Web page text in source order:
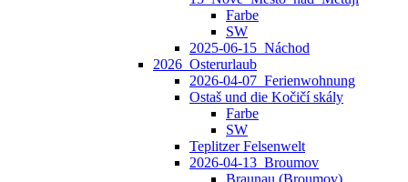
Farbe
SW
2025-06-15_Náchod
2026_Osterurlaub
2026-04-07_Ferienwohnung
Ostaš und die Kočičí skály
Farbe
SW
Teplitzer Felsenwelt
2026-04-13_Broumov
Braunau (Broumov)